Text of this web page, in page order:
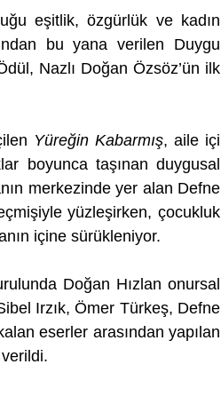
eşitlik, özgürlük ve kadın
bu yana verilen Duygu
Nazlı Doğan Özsöz’ün ilk
Yüreğin Kabarmış, aile içi
boyunca taşınan duygusal
merkezinde yer alan Defne
yüzleşirken, çocukluk
içine sürükleniyor.
Doğan Hızlan onursal
Irzık, Ömer Türkeş, Defne
eserler arasından yapılan